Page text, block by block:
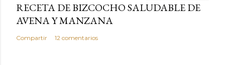
RECETA DE BIZCOCHO SALUDABLE DE
AVENA Y MANZANA
Compartir 12 comentarios